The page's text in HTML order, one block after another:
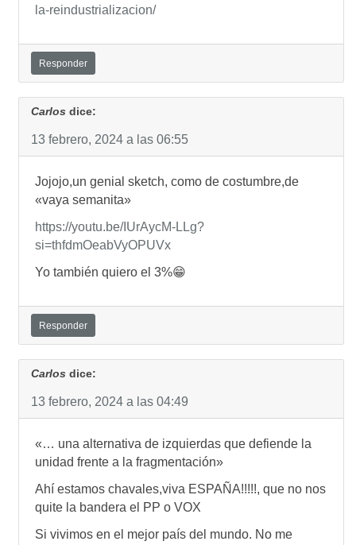
la-reindustrializacion/
Responder
Carlos dice:
13 febrero, 2024 a las 06:55
Jojojo,un genial sketch, como de costumbre,de
«vaya semanita»
https://youtu.be/IUrAycM-LLg?
si=thfdmOeabVyOPUVx
Yo también quiero el 3%😁
Responder
Carlos dice:
13 febrero, 2024 a las 04:49
«… una alternativa de izquierdas que defiende la
unidad frente a la fragmentación»
Ahí estamos chavales,viva ESPAÑA!!!!!, que no nos
quite la bandera el PP o VOX
Si vivimos en el mejor país del mundo. No me